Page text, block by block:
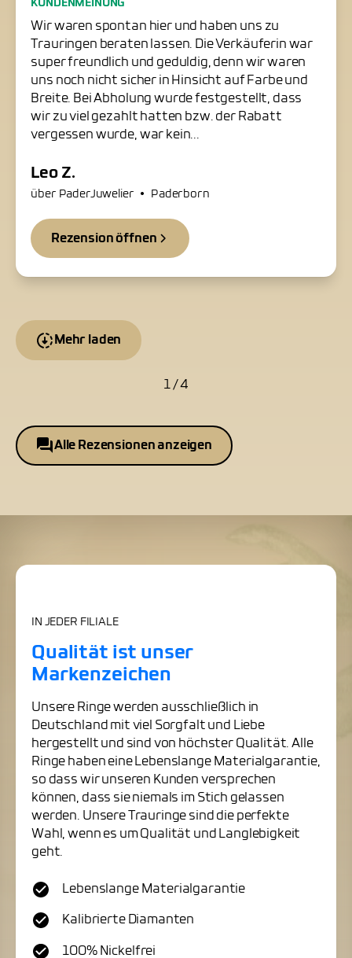
in Paderborn
KUNDENMEINUNG
Wir waren spontan hier und haben uns zu
Trauringen beraten lassen. Die Verkäuferin war
super freundlich und geduldig, denn wir waren
uns noch nicht sicher in Hinsicht auf Farbe und
Breite. Bei Abholung wurde festgestellt, dass
wir zu viel gezahlt hatten bzw. der Rabatt
vergessen wurde, war kein...
Leo Z.
über PaderJuwelier • Paderborn
Rezension öffnen
Mehr laden
1 / 4
Alle Rezensionen anzeigen
IN JEDER FILIALE
Qualität ist unser
Markenzeichen
Unsere Ringe werden ausschließlich in
Deutschland mit viel Sorgfalt und Liebe
hergestellt und sind von höchster Qualität. Alle
Ringe haben eine Lebenslange Materialgarantie,
so dass wir unseren Kunden versprechen
können, dass sie niemals im Stich gelassen
werden. Unsere Trauringe sind die perfekte
Wahl, wenn es um Qualität und Langlebigkeit
geht.
Lebenslange Materialgarantie
Kalibrierte Diamanten
100% Nickelfrei